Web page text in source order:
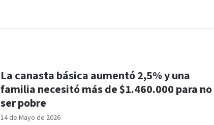
14 de Mayo de 2026
La canasta básica aumentó 2,5% y una
familia necesitó más de $1.460.000 para no
ser pobre